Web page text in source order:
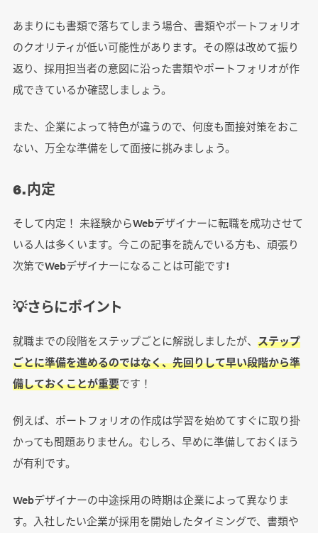
あまりにも書類で落ちてしまう場合、書類やポートフォリオ
のクオリティが低い可能性があります。その際は改めて振り
返り、採用担当者の意図に沿った書類やポートフォリオが作
成できているか確認しましょう。
また、企業によって特色が違うので、何度も面接対策をおこ
ない、万全な準備をして面接に挑みましょう。
6.内定
そして内定！ 未経験からWebデザイナーに転職を成功させて
いる人は多くいます。今この記事を読んでいる方も、頑張り
次第でWebデザイナーになることは可能です!
💡さらにポイント
就職までの段階をステップごとに解説しましたが、 ステップ
ごとに準備を進めるのではなく、先回りして早い段階から準
備しておくことが重要です！
例えば、ポートフォリオの作成は学習を始めてすぐに取り掛
かっても問題ありません。むしろ、早めに準備しておくほう
が有利です。
Webデザイナーの中途採用の時期は企業によって異なりま
す。入社したい企業が採用を開始したタイミングで、書類や